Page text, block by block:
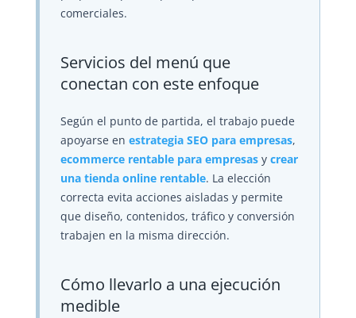
comerciales.
Servicios del menú que
conectan con este enfoque
Según el punto de partida, el trabajo puede
apoyarse en estrategia SEO para empresas,
ecommerce rentable para empresasy crear
una tienda online rentable. La elección
correcta evita acciones aisladas y permite
que diseño, contenidos, tráfico y conversión
trabajen en la misma dirección.
Cómo llevarlo a una ejecución
medible